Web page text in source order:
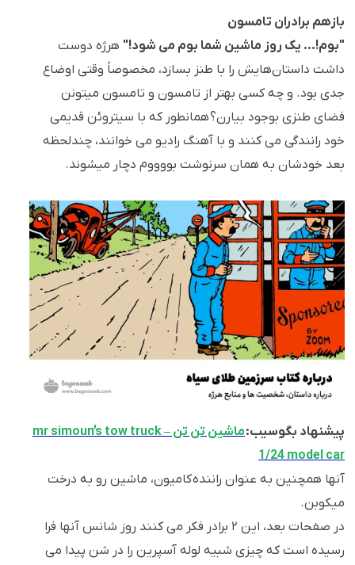
بازهم برادران تامسون
"بوم!... یک روز ماشین شما بوم می شود!" هرژه دوست
داشت داستان‌هایش را با طنز بسازد، مخصوصاً وقتی اوضاع
جدی بود. و چه کسی بهتر از تامسون و تامسون میتونن
فضای طنزی بوجود بیارن؟ همانطور که با سیتروئن قدیمی
خود رانندگی می کنند و با آهنگ رادیو می خوانند، چندلحظه
بعد خودشان به همان سرنوشت بووووم دچار میشوند.
پیشنهاد بگوسیب:
ماشین تن تن mr simoun’s tow truck –
1/24 model car
آنها همچنین به عنوان راننده کامیون، ماشین رو به درخت
میکوبن.
در صفحات بعد، این ۲ برادر فکر می کنند روز شانس آنها فرا
رسیده است که چیزی شبیه لوله آسپرین را در شن پیدا می